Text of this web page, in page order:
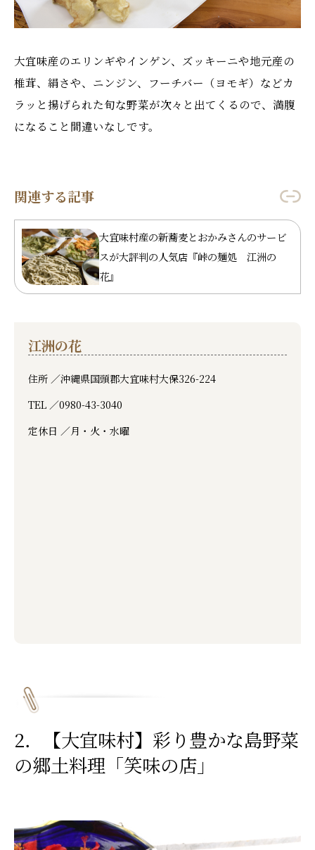
大宜味産のエリンギやインゲン、ズッキーニや地元産の
椎茸、絹さや、ニンジン、フーチバー（ヨモギ）などカ
ラッと揚げられた旬な野菜が次々と出てくるので、満腹
になること間違いなしです。
関連する記事
大宜味村産の新蕎麦とおかみさんのサービ
スが大評判の人気店『峠の麺処 江洲の
花』
江洲の花
住所 ／沖縄県国頭郡大宜味村大保326-224
TEL ／0980-43-3040
定休日 ／月・火・水曜
2．【大宜味村】彩り豊かな島野菜
の郷土料理「笑味の店」